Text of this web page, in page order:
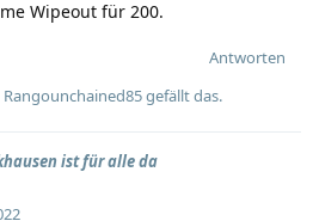
Wipeout für 200.
Antworten
Rangounchained85gefällt das.
ist für alle da